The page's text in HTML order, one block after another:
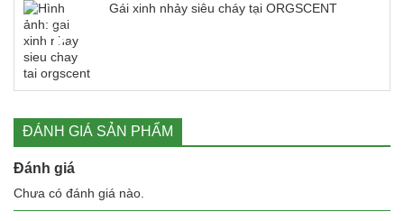
Gái xinh nhảy siêu cháy tại ORGSCENT
ĐÁNH GIÁ SẢN PHẨM
Đánh giá
Chưa có đánh giá nào.